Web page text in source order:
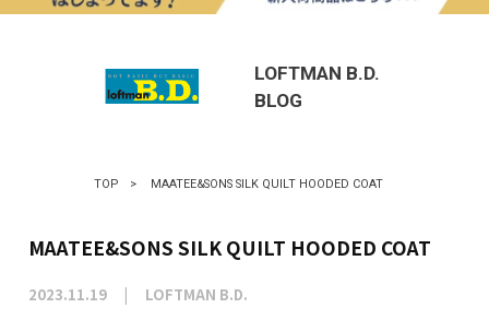
LOFTMAN B.D.
BLOG
TOP > MAATEE&SONS SILK QUILT HOODED COAT
MAATEE&SONS SILK QUILT HOODED COAT
2023.11.19 LOFTMAN B.D.